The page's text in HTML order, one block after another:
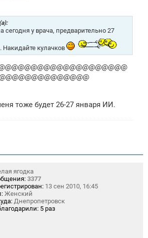
сегодня у врача, предварительно 27
кулачков
тоже будет 26-27 января ИИ.
ягодка
3377
13 сен 2010, 16:45
Женский
Днепропетровск
5 раз